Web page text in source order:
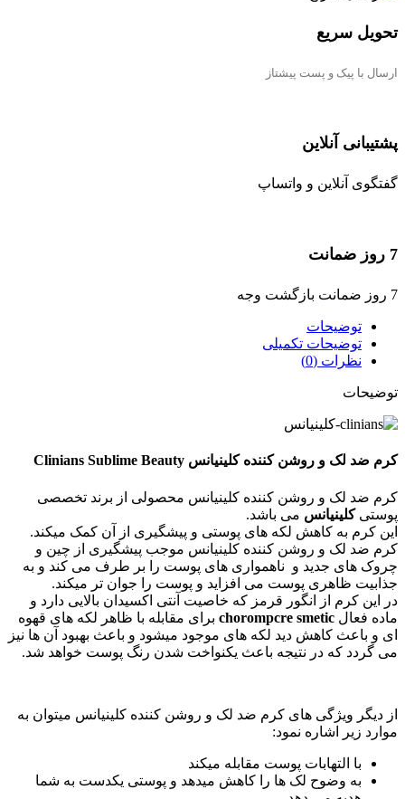
تحویل سریع
ارسال با پیک و پست پیشتاز
پشتیبانی آنلاین
گفتگوی آنلاین و واتساپ
7 روز ضمانت
7 روز ضمانت بازگشت وجه
توضیحات
توضیحات تکمیلی
نظرات (0)
توضیحات
کرم ضد لک و روشن کننده کلینیانس Clinians Sublime Beauty
کرم ضد لک و روشن کننده کلینیانس محصولی از برند تخصصی
پوستیکلینیانس می باشد.
این کرم به کاهش لکه های پوستی و پیشگیری از آن کمک میکند.
کرم ضد لک و روشن کننده کلینیانس موجب پیشگیری از چین و
چروک های جدید و ناهمواری های پوست را بر طرف می کند و به
جذابیت ظاهری پوست می افزاید و پوست را جوان تر میکند.
در این کرم از انگور قرمز که خاصیت آنتی اکسیدان بالایی دارد و
ماده فعال chorompcre smetic برای مقابله با ظاهر لکه های قهوه
ای و باعث کاهش دید لکه های موجود میشود و باعث بهبود آن ها نیز
می گردد که در نتیجه باعث یکنواخت شدن رنگ پوست خواهد شد.
از دیگر ویژگی های کرم ضد لک و روشن کننده کلینیانس میتوان به
موارد زیر اشاره نمود:
با التهابات پوست مقابله میکند
به وضوح لک ها را کاهش میدهد و پوستی یکدست به شما